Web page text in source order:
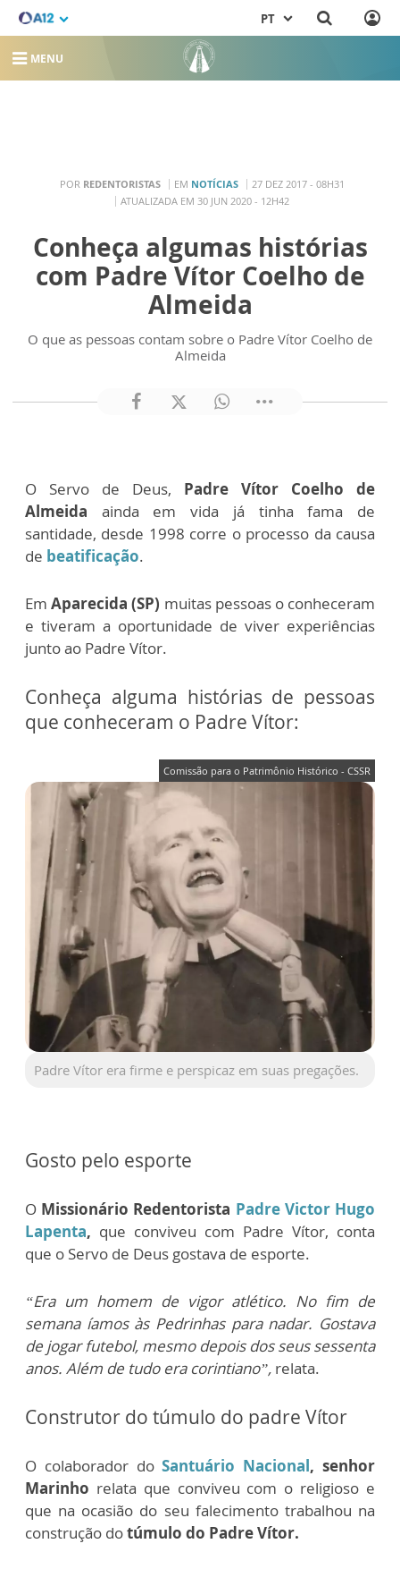
PT
MENU
POR REDENTORISTAS EM NOTÍCIAS
27 DEZ 2017 - 08H31
ATUALIZADA EM 30 JUN 2020 - 12H42
Conheça algumas histórias
com Padre Vítor Coelho de
Almeida
O que as pessoas contam sobre o Padre Vítor Coelho de
Almeida
O Servo de Deus, Padre Vítor Coelho de
Almeida ainda em vida já tinha fama de
santidade, desde 1998 corre o processo da causa
de beatificação.
EmAparecida (SP) muitas pessoas o conheceram
e tiveram a oportunidade de viver experiências
junto ao Padre Vítor.
Conheça alguma histórias de pessoas
que conheceram o Padre Vítor:
Comissão para o Patrimônio Histórico - CSSR
Padre Vítor era firme e perspicaz em suas pregações.
Gosto pelo esporte
O Missionário Redentorista Padre Victor Hugo
Lapenta, que conviveu com Padre Vítor, conta
que o Servo de Deus gostava de esporte.
“Era um homem de vigor atlético. No fim de
semana íamos às Pedrinhas para nadar. Gostava
de jogar futebol, mesmo depois dos seus sessenta
anos. Além de tudo era corintiano”, relata.
Construtor do túmulo do padre Vítor
O colaborador doSantuário Nacional, senhor
Marinho relata que conviveu com o religioso e
que na ocasião do seu falecimento trabalhou na
construção dotúmulo do Padre Vítor.